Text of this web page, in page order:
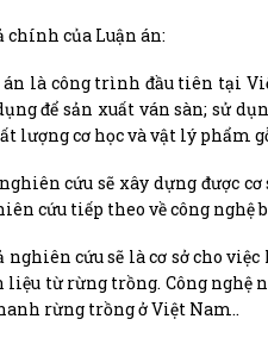
chính của Luận án:
án là công trình đầu tiên tại
để sản xuất ván sàn; sử
lượng cơ học và vật lý phẩm
cứu sẽ xây dựng được
cứu tiếp theo về công
nghiên cứu sẽ là cơ sở cho
liệu từ rừng trồng. Công nghệ
rừng trồng ở Việt Nam..